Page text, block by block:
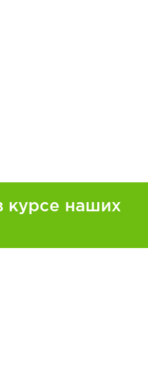
курсе наших